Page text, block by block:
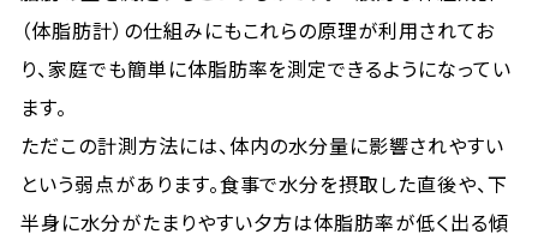
（体脂肪計）の仕組みにもこれらの原理が利用されてお
り、家庭でも簡単に体脂肪率を測定できるようになってい
ます。
ただこの計測方法には、体内の水分量に影響されやすい
という弱点があります。食事で水分を摂取した直後や、下
半身に水分がたまりやすい夕方は体脂肪率が低く出る傾